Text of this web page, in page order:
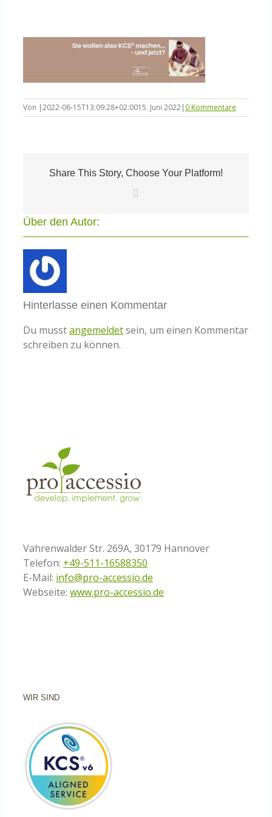
Intelligent Swarming
Community
Von |2022-06-15T13:09:28+02:0015. Juni 2022| 0 Kommentare
Share This Story, Choose Your Platform!
Über den Autor:
Hinterlasse einen Kommentar
Du musstangemeldetsein, um einen Kommentar
schreiben zu können.
Vahrenwalder Str. 269A, 30179 Hannover
Telefon: +49-511-16588350
E-Mail: info@pro-accessio.de
Webseite: www.pro-accessio.de
WIR SIND